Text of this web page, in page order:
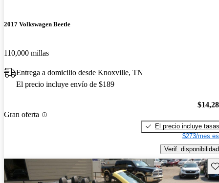
2017 Volkswagen Beetle
110,000 millas
Entrega a domicilio desde Knoxville, TN
El precio incluye envío de $189
Gran oferta
El precio incluye tasas
$273/mes
Verif. disponibilidad